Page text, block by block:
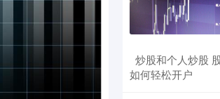
炒股和个人炒股
如何轻松开户